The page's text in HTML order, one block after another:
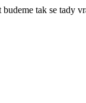
tak se tady